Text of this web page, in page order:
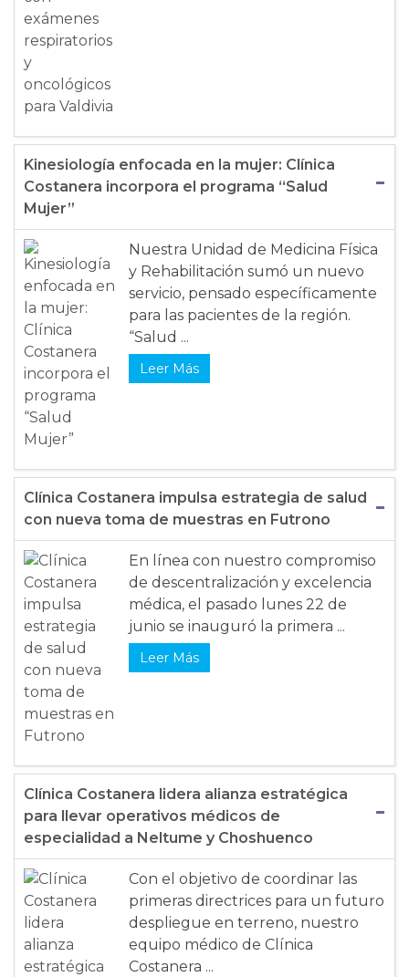
Kinesiología enfocada en la mujer: Clínica
Costanera incorpora el programa “Salud
Mujer”
Nuestra Unidad de Medicina Física
y Rehabilitación sumó un nuevo
servicio, pensado específicamente
para las pacientes de la región.
“Salud ...
Leer Más
Clínica Costanera impulsa estrategia de salud
con nueva toma de muestras en Futrono
En línea con nuestro compromiso
de descentralización y excelencia
médica, el pasado lunes 22 de
junio se inauguró la primera ...
Leer Más
Clínica Costanera lidera alianza estratégica
para llevar operativos médicos de
especialidad a Neltume y Choshuenco
Con el objetivo de coordinar las
primeras directrices para un futuro
despliegue en terreno, nuestro
equipo médico de Clínica
Costanera ...